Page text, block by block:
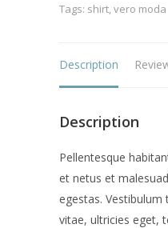
Tags: shirt,vero moda
Description
Description
Pellentesque
et netus et
egestas.
vitae, ultricies eget,